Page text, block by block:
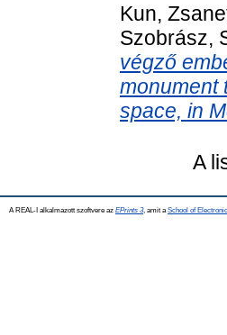
Kun,
Szobrász,
végző
monument
space, in
A
A REAL-I alkalmazott szoftvere az EPrints 3, amit a School of